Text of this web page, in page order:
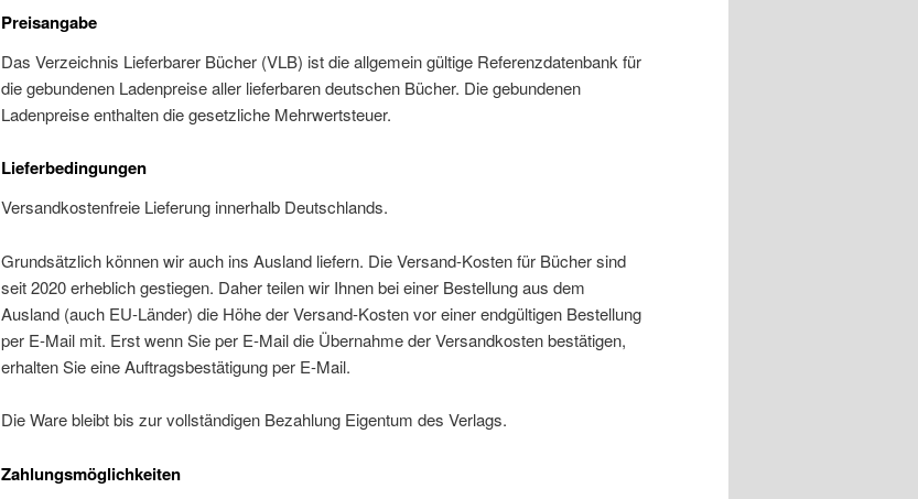
Preisangabe
Das Verzeichnis Lieferbarer Bücher (VLB) ist die allgemein gültige Referenzdatenbank für
die gebundenen Ladenpreise aller lieferbaren deutschen Bücher. Die gebundenen
Ladenpreise enthalten die gesetzliche Mehrwertsteuer.
Lieferbedingungen
Versandkostenfreie Lieferung innerhalb Deutschlands.
Grundsätzlich können wir auch ins Ausland liefern. Die Versand-Kosten für Bücher sind
seit 2020 erheblich gestiegen. Daher teilen wir Ihnen bei einer Bestellung aus dem
Ausland (auch EU-Länder) die Höhe der Versand-Kosten vor einer endgültigen Bestellung
per E-Mail mit. Erst wenn Sie per E-Mail die Übernahme der Versandkosten bestätigen,
erhalten Sie eine Auftragsbestätigung per E-Mail.
Die Ware bleibt bis zur vollständigen Bezahlung Eigentum des Verlags.
Zahlungsmöglichkeiten